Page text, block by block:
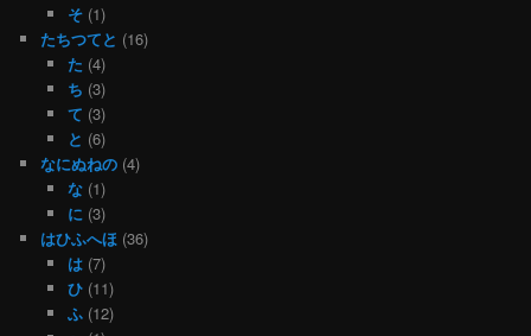
そ(1)
たちつてと (16)
た (4)
ち (3)
て (3)
と (6)
なにぬねの (4)
な(1)
に(3)
はひふへほ (36)
は(7)
ひ(11)
ふ(12)